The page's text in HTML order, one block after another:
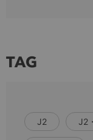
TAG
J2 J2